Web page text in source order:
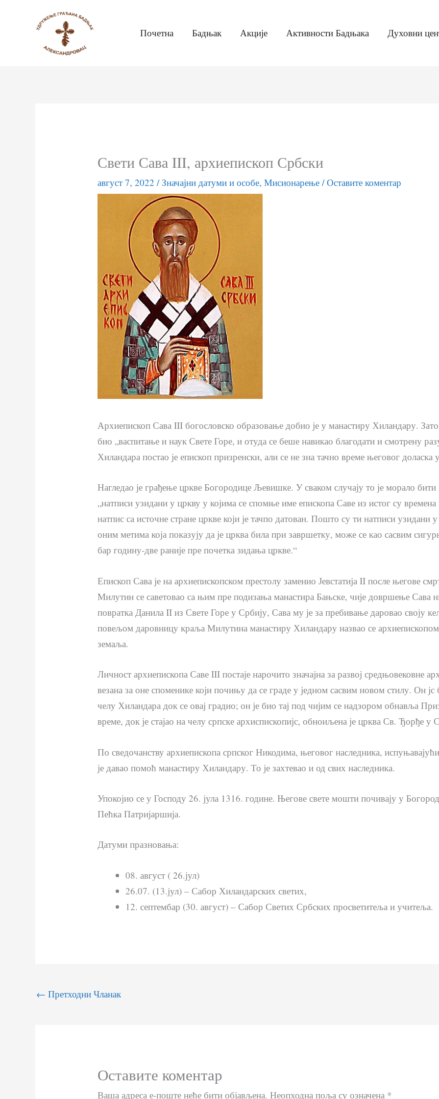
Почетна Бадњак Акције Активности Бадњака Духовни
Свети Сава III, архиепископ Србски
август 7, 2022 / Значајни датуми и особе, Мисионарење/Оставите коментар
Архиепископ Сава III богословско образовање добио је у манастиру Хиландару.
био „васпитање и наук Свете Горе, и отуда се беше навикао благодати и смотрену
Хиландара постао је епископ призренски, али се не зна тачно време његовог доласка
Нагледао је грађење цркве Богородице Љевишке. У сваком случају то је морало
„натписи узидани у цркву у којима се спомње име епископа Саве из истог су времена
натпис са источне стране цркве који је тачпо датован. Пошто су ти натписи узидани
оним метима која показују да је црква била при завршетку, може се као сасвим
бар годину-две раније пре почетка зидања цркве.“
Епископ Сава је на архиепископском престолу заменио Јевстатија II после његове
Милутин се саветовао са њим пре подизања манастира Бањске, чије довршење Сава
повратка Данила II из Свете Горе у Србију, Сава му је за пребивање даровао своју
повељом даровницу краља Милутина манастиру Хиландару назвао се
земаља.
Личност архиепископа Саве III постаје нарочито значајна за развој средњовековне
везана за оне споменике који почињу да се граде у једном сасвим новом стилу. Он јс
челу Хиландара док се овај градио; он је био тај под чијим се надзором обнавља
време, док је стајао на челу српске архиспископијс, обноиљена је црква Св. Ђорђе
По сведочанству архиепископа српског Никодима, његовог наследника,
је давао помоћ манастиру Хиландару. То је захтевао и од свих наследника.
Упокојио се у Господу 26. јула 1316. године. Његове свете мошти почивају у
Пећка Патријаршија.
Датуми празновања:
08. август ( 26.јул)
26.07. (13.јул) – Сабор Хиландарских светих,
12. септембар (30. август) – Сабор Светих Србских просветитеља и учитеља.
← Претходни Чланак
Оставите коментар
Ваша адреса е-поште неће бити објављена. Неопходна поља су означена *